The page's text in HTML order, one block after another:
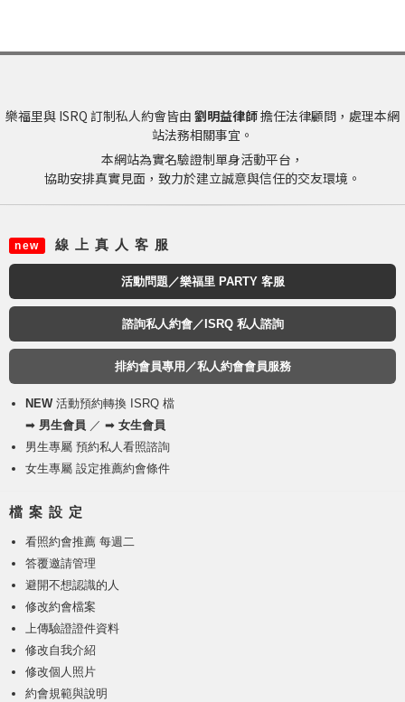
樂福里與 ISRQ 訂制私人約會皆由 劉明益律師擔任法律顧問，處理本網
站法務相關事宜。
本網站為實名驗證制單身活動平台，
協助安排真實見面，致力於建立誠意與信任的交友環境。
new 線 上 真 人 客 服
活動問題／樂福里 PARTY 客服
諮詢私人約會／ISRQ 私人諮詢
排約會員專用／私人約會會員服務
NEW活動預約轉換 ISRQ 檔
➡ 男生會員 ／ ➡ 女生會員
男生專屬 預約私人看照諮詢
女生專屬 設定推薦約會條件
檔 案 設 定
看照約會推薦 每週二
答覆邀請管理
避開不想認識的人
修改約會檔案
上傳驗證證件資料
修改自我介紹
修改個人照片
約會規範與說明